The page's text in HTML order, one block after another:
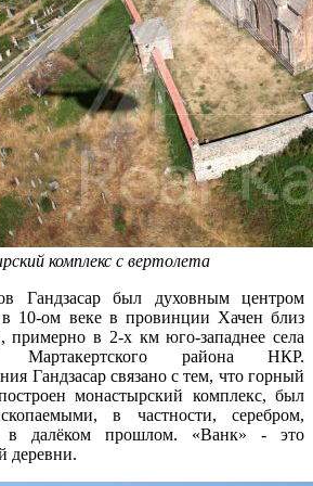
комплекс с вертолета
Гандзасар был духовным центром
10-ом веке в провинции Хачен близ
примерно в 2-х км юго-западнее села
района НКР.
Гандзасар связано с тем, что горный
монастырский комплекс, был
в частности, серебром,
в далёком прошлом. «Ванк» - это
деревни.